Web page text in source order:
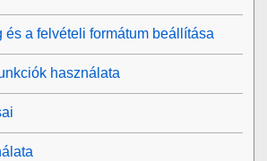
és a felvételi formátum beállítása
használata